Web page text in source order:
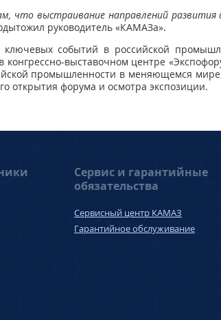
что выстраивание направлений
руководитель «КАМАЗа».
событий в российской
конгрессно-выставочном центре
промышленности в меняющемся
открытия форума и осмотра экспозиции.
Сервис и гарантийные
обязательства
Сервисный центр КАМАЗ
Гарантийное обслуживание